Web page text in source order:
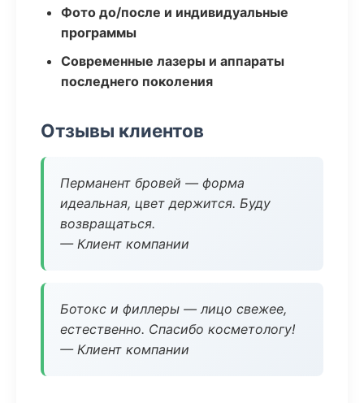
Фото до/после и индивидуальные
программы
Современные лазеры и аппараты
последнего поколения
Отзывы клиентов
Перманент бровей — форма
идеальная, цвет держится. Буду
возвращаться.
— Клиент компании
Ботокс и филлеры — лицо свежее,
естественно. Спасибо косметологу!
— Клиент компании